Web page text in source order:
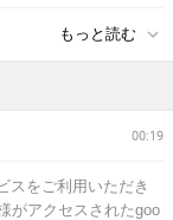
もっと読む
00:19
スをご利用いただき
がアクセスされたgoo